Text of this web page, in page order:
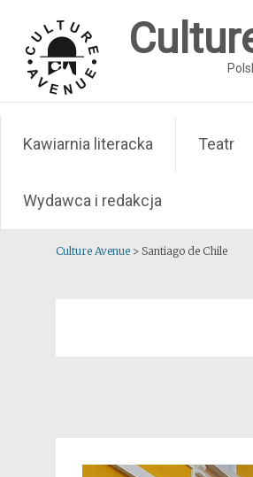
content
Kawiarnia literacka Teatr
Wydawca i redakcja
Culture Avenue > Santiago de Chile